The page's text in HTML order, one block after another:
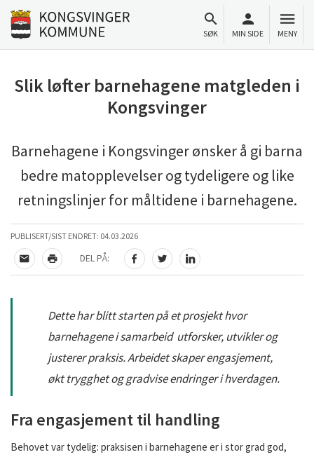
Til innhold
Gå til forsiden
SØK MIN SIDE MENY
Slik løfter barnehagene matgleden i
Kongsvinger
Barnehagene i Kongsvinger ønsker å gi barna
bedre matopplevelser og tydeligere og like
retningslinjer for måltidene i barnehagene.
PUBLISERT/SIST ENDRET: 04.03.2026
TIPS EN VENN
SKRIV UT
DEL PÅ:
DEL PÅ FACEBOOK
DEL PÅ TWITTER
DEL PÅ LINKEDIN
Dette har blitt starten på et prosjekt hvor
barnehagene i samarbeid utforsker, utvikler og
justerer praksis. Arbeidet skaper engasjement,
økt trygghet og gradvise endringer i hverdagen.
Fra engasjement til handling
Behovet var tydelig: praksisen i barnehagene er i stor grad god,